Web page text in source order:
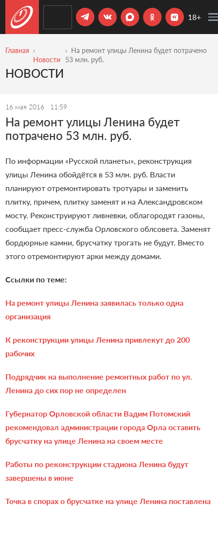
18+
Главная
Новости
На ремонт улицы Ленина будет потрачено
53 млн. руб.
НОВОСТИ
16 мая 2016 11:59
На ремонт улицы Ленина будет
потрачено 53 млн. руб.
По информации «Русской планеты», реконструкция
улицы Ленина обойдётся в 53 млн. руб. Власти
планируют отремонтировать тротуары и заменить
плитку, причем, плитку заменят и на Александровском
мосту. Реконструируют ливневки, облагородят газоны,
сообщает пресс-служба Орловского облсовета. Заменят
бордюрные камни, брусчатку трогать не будут. Вместо
этого отремонтируют арки между домами.
Ссылки по теме:
На ремонт улицы Ленина заявилась только одна
организация
К реконструкции улицы Ленина привлекут до 200
рабочих
Подрядчик на выполнение ремонтных работ по ул.
Ленина до сих пор не определен
Губернатор Орловской области Вадим Потомский
рекомендовал администрации города Орла оставить
брусчатку на улице Ленина на своем месте
Работы по реконструкции стадиона Ленина будут
завершены в июне
Точка в спорах о брусчатке на улице Ленина поставлена